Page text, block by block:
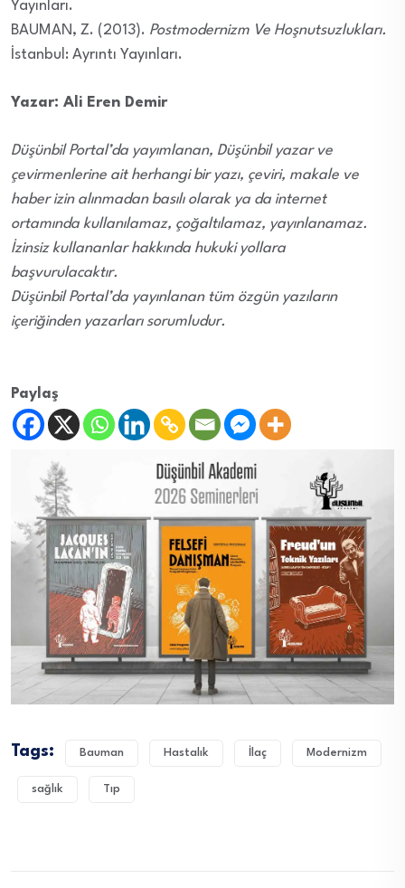
Yayınları.
BAUMAN, Z. (2013). Postmodernizm Ve Hoşnutsuzlukları.
İstanbul: Ayrıntı Yayınları.
Yazar: Ali Eren Demir
Düşünbil Portal’da yayımlanan, Düşünbil yazar ve
çevirmenlerine ait herhangi bir yazı, çeviri, makale ve
haber izin alınmadan basılı olarak ya da internet
ortamında kullanılamaz, çoğaltılamaz, yayınlanamaz.
İzinsiz kullananlar hakkında hukuki yollara
başvurulacaktır.
Düşünbil Portal’da yayınlanan tüm özgün yazıların
içeriğinden yazarları sorumludur.
Paylaş
Tags: Bauman Hastalık İlaç Modernizm
sağlık Tıp